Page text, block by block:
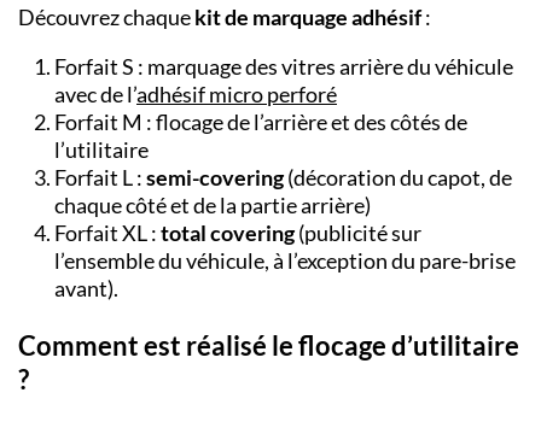
Découvrez chaquekit de marquage adhésif:
Forfait S : marquage des vitres arrière du véhicule
avec de l’adhésif micro perforé
Forfait M : flocage de l’arrière et des côtés de
l’utilitaire
Forfait L :semi-covering(décoration du capot, de
chaque côté et de la partie arrière)
Forfait XL :total covering(publicité sur
l’ensemble du véhicule, à l’exception du pare-brise
avant).
Comment est réalisé le flocage d’utilitaire
?